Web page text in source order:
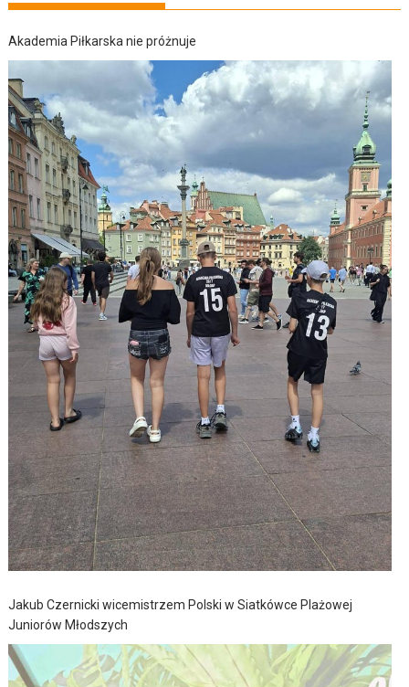
Akademia Piłkarska nie próżnuje
Jakub Czernicki wicemistrzem Polski w Siatkówce Plażowej
Juniorów Młodszych